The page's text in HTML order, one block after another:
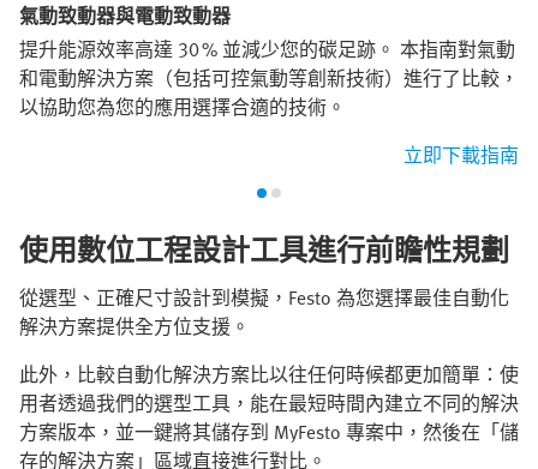
氣動致動器與電動致動器
提升能源效率高達 30 % 並減少您的碳足跡。 本指南對氣動
和電動解決方案（包括可控氣動等創新技術）進行了比較，
以協助您為您的應用選擇合適的技術。
立即下載指南
使用數位工程設計工具進行前瞻性規劃
從選型、正確尺寸設計到模擬，Festo 為您選擇最佳自動化
解決方案提供全方位支援。
此外，比較自動化解決方案比以往任何時候都更加簡單：使
用者透過我們的選型工具，能在最短時間內建立不同的解決
方案版本，並一鍵將其儲存到 MyFesto 專案中，然後在「儲
存的解決方案」區域直接進行對比。